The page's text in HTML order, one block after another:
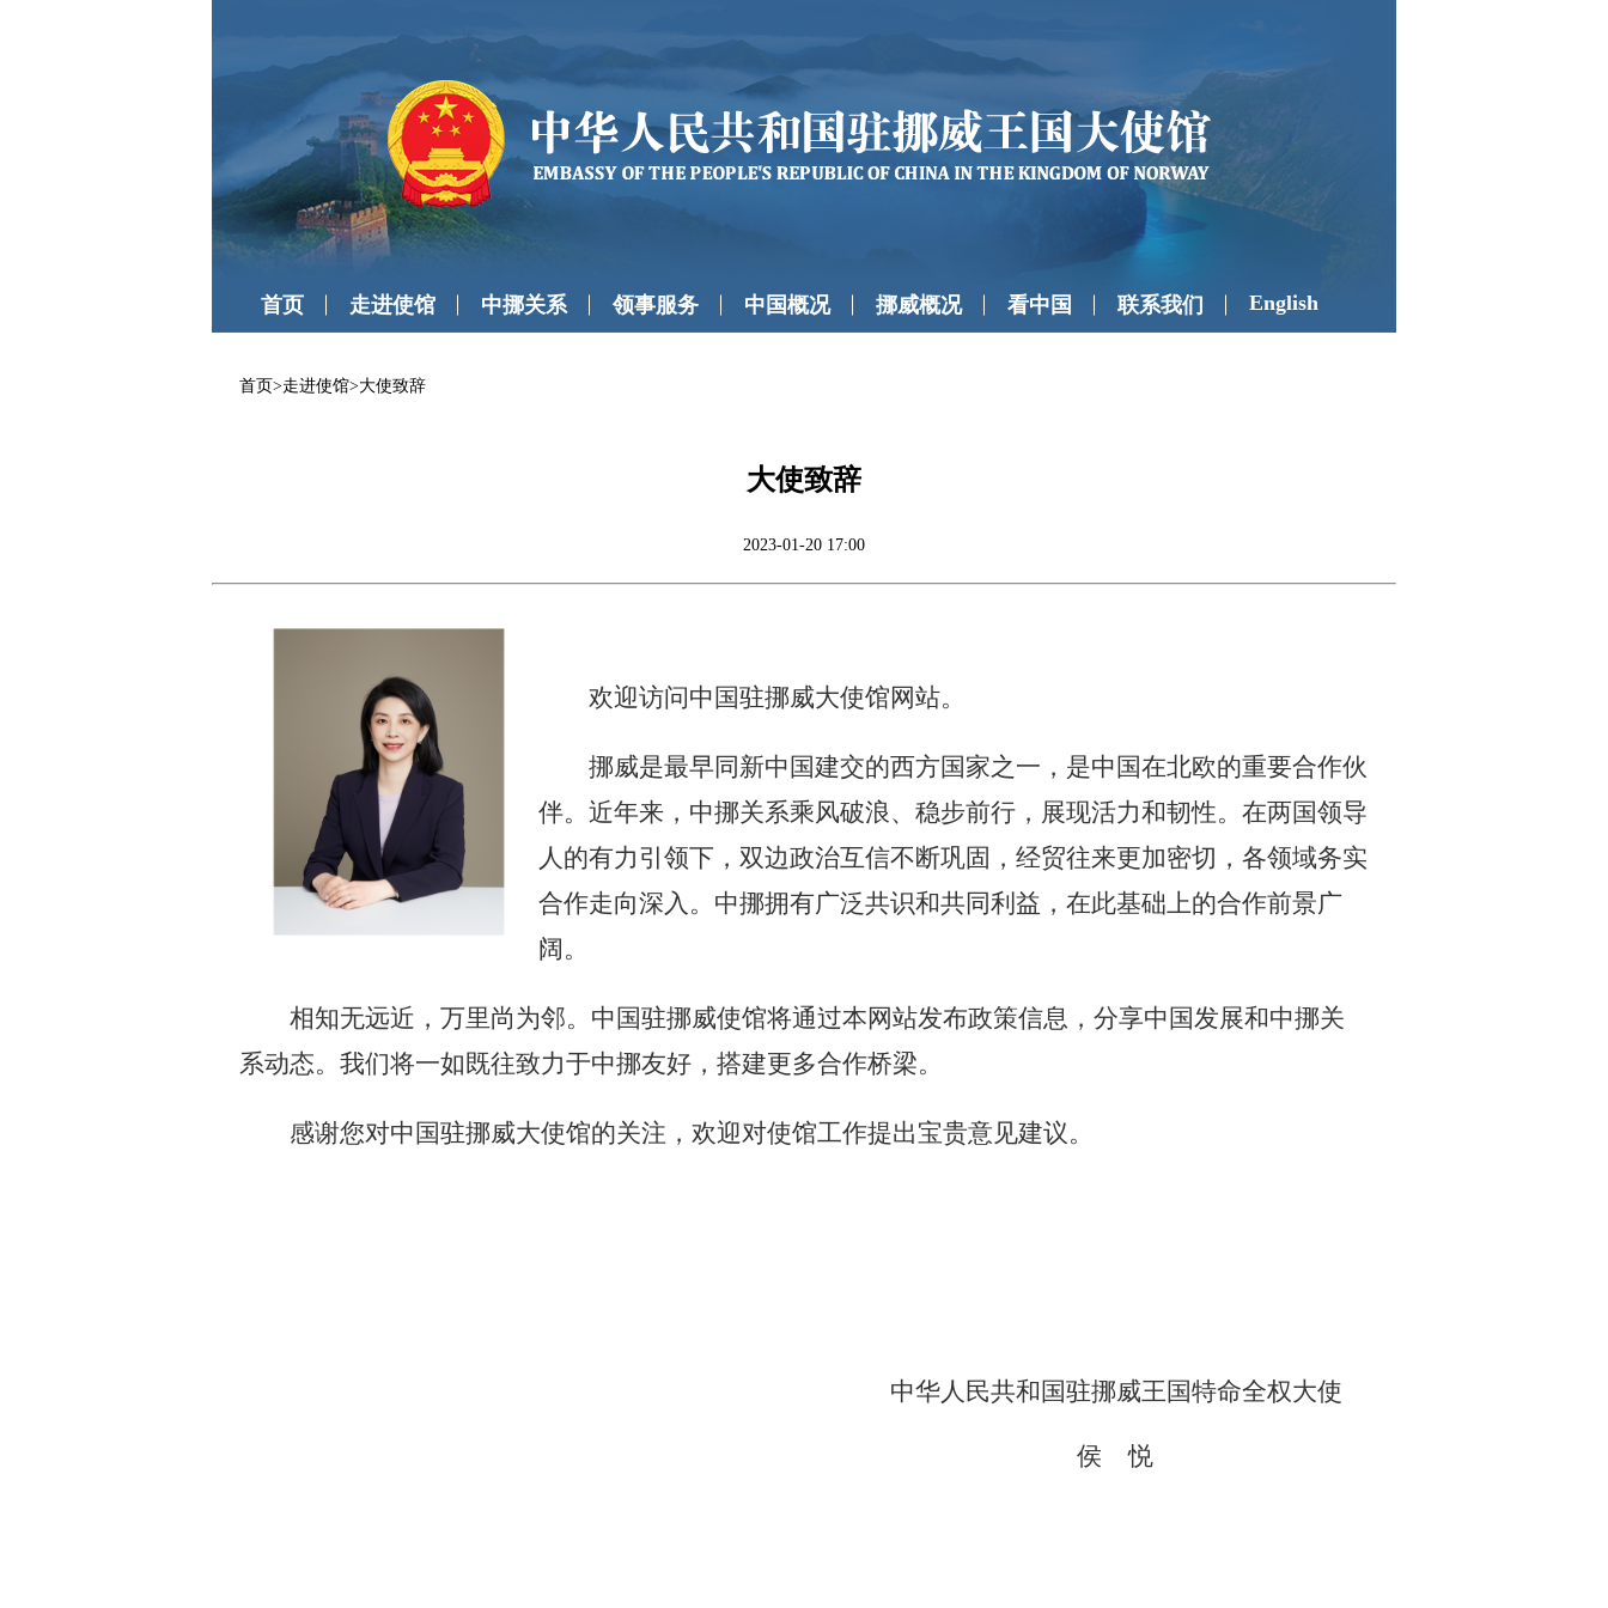
首页 走进使馆 中挪关系 领事服务 中国概况 挪威概况 看中国 联系我们 English
首页>走进使馆>大使致辞
大使致辞
2023-01-20 17:00
欢迎访问中国驻挪威大使馆网站。
挪威是最早同新中国建交的西方国家之一，是中国在北欧的重要合作伙
伴。近年来，中挪关系乘风破浪、稳步前行，展现活力和韧性。在两国领导
人的有力引领下，双边政治互信不断巩固，经贸往来更加密切，各领域务实
合作走向深入。中挪拥有广泛共识和共同利益，在此基础上的合作前景广
阔。
相知无远近，万里尚为邻。中国驻挪威使馆将通过本网站发布政策信息，分享中国发展和中挪关
系动态。我们将一如既往致力于中挪友好，搭建更多合作桥梁。
感谢您对中国驻挪威大使馆的关注，欢迎对使馆工作提出宝贵意见建议。
中华人民共和国驻挪威王国特命全权大使
侯 悦